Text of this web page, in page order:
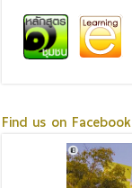
Find us on Facebook